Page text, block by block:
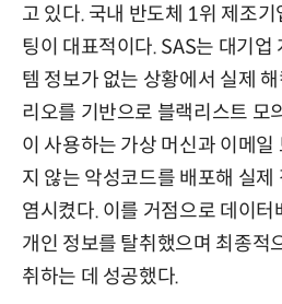
고 있다. 국내 반도체 1위 제조
팅이 대표적이다. SAS는 대기업
템 정보가 없는 상황에서 실제
리오를 기반으로 블랙리스트 모
이 사용하는 가상 머신과 이메일
지 않는 악성코드를 배포해 실
염시켰다. 이를 거점으로 데이터
개인 정보를 탈취했으며 최종적
취하는 데 성공했다.